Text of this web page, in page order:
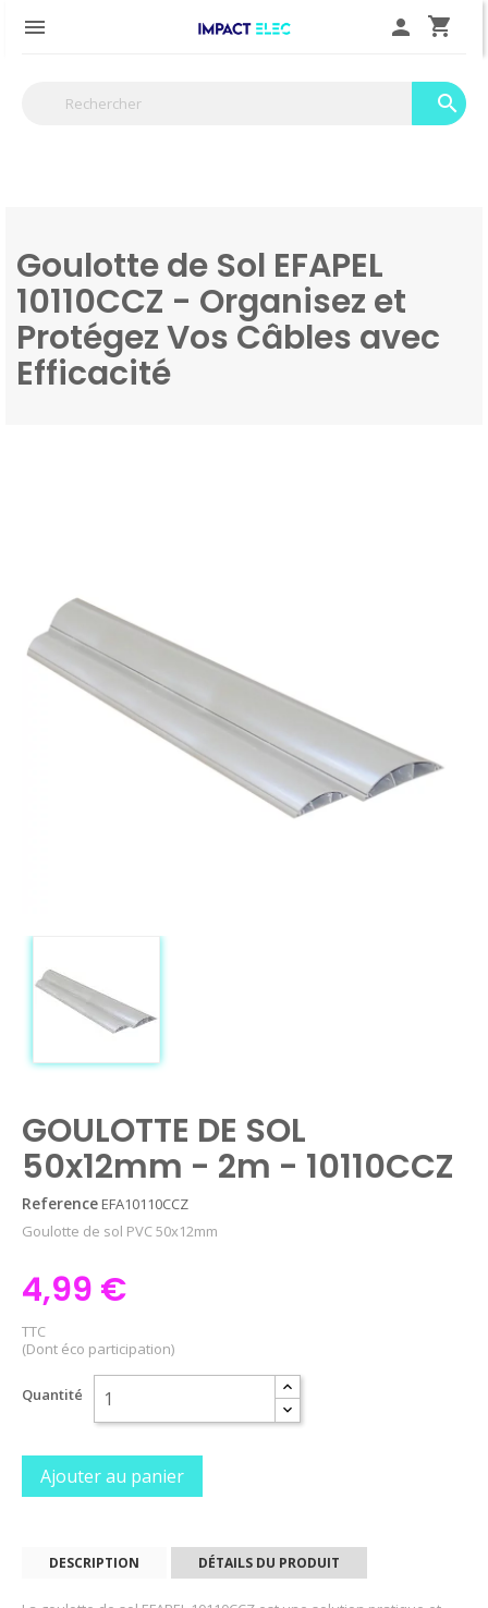
 shopping_cart
person
search
Goulotte de Sol EFAPEL
10110CCZ - Organisez et
Protégez Vos Câbles avec
Efficacité
GOULOTTE DE SOL
50x12mm - 2m - 10110CCZ
Reference EFA10110CCZ
Goulotte de sol PVC 50x12mm
4,99 €
TTC
(Dont éco participation)
Quantité
Ajouter au panier
DESCRIPTION DÉTAILS DU PRODUIT